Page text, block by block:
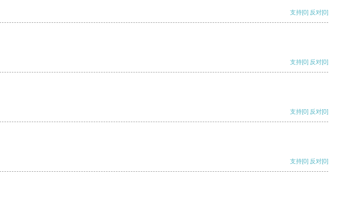
支持[0] 反对[0]
支持[0] 反对[0]
支持[0] 反对[0]
支持[0] 反对[0]